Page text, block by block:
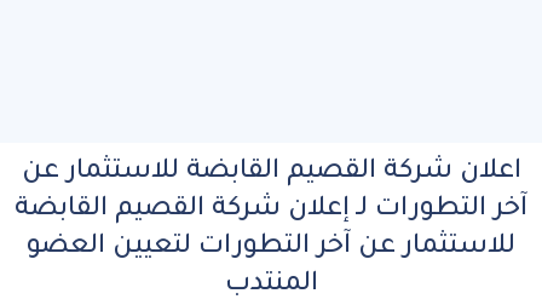
اعلان شركة القصيم القابضة للاستثمار عن
آخر التطورات لـ إعلان شركة القصيم القابضة
للاستثمار عن آخر التطورات لتعيين العضو
المنتدب